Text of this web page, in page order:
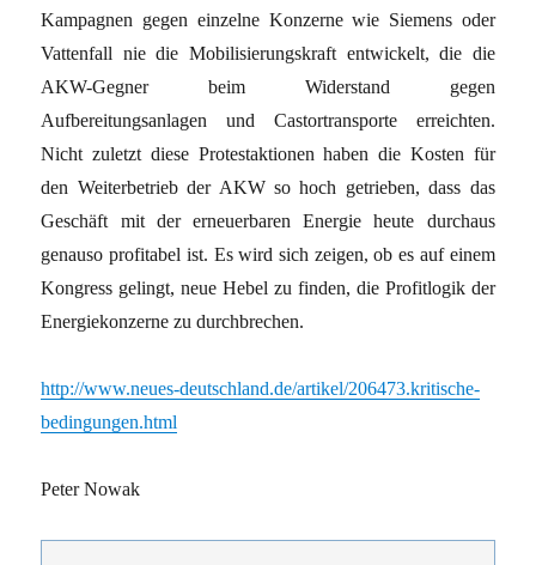
Kampagnen gegen einzelne Konzerne wie Siemens oder
Vattenfall nie die Mobilisierungskraft entwickelt, die die
AKW-Gegner beim Widerstand gegen
Aufbereitungsanlagen und Castortransporte erreichten.
Nicht zuletzt diese Protestaktionen haben die Kosten für
den Weiterbetrieb der AKW so hoch getrieben, dass das
Geschäft mit der erneuerbaren Energie heute durchaus
genauso profitabel ist. Es wird sich zeigen, ob es auf einem
Kongress gelingt, neue Hebel zu finden, die Profitlogik der
Energiekonzerne zu durchbrechen.
http://www.neues-deutschland.de/artikel/206473.kritische-
bedingungen.html
Peter Nowak